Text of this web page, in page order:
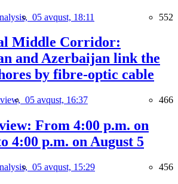
05 avqust, 18:11 552
Middle Corridor:
and Azerbaijan link the
by fibre-optic cable
05 avqust, 16:37 466
From 4:00 p.m. on
4:00 p.m. on August 5
05 avqust, 15:29 456